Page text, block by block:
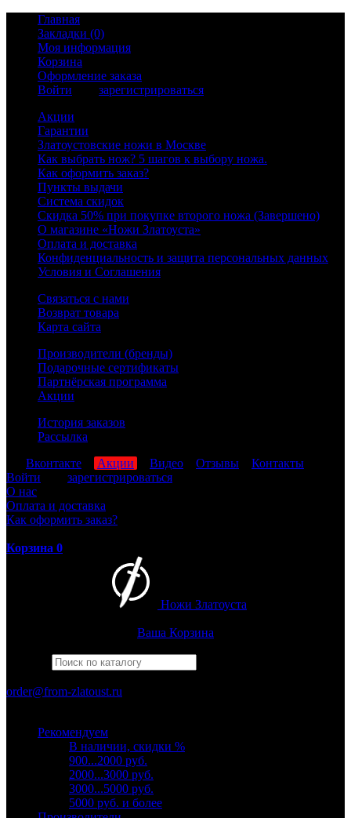
Главная
Закладки (0)
Моя информация
Корзина
Оформление заказа
Войти
зарегистрироваться
Акции
Гарантии
Златоустовские ножи в Москве
Как выбрать нож? 5 шагов к выбору ножа.
Как оформить заказ?
Пункты выдачи
Система скидок
Скидка 50% при покупке второго ножа (Завершено)
О магазине «Ножи Златоуста»
Оплата и доставка
Конфиденциальность и защита персональных данных
Условия и Соглашения
Связаться с нами
Возврат товара
Карта сайта
Производители (бренды)
Подарочные сертификаты
Партнёрская программа
Акции
История заказов
Рассылка
Вконтакте Акции Видео Отзывы
Контакты
Войти
зарегистрироваться
О нас
Оплата и доставка
Как оформить заказ?
Корзина 0
Ножи Златоуста
Ваша Корзина
order@from-zlatoust.ru
Рекомендуем
В наличии, скидки %
900...2000 руб.
2000...3000 руб.
3000...5000 руб.
5000 руб. и более